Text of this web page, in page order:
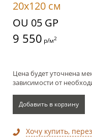
20x120 см
OU 05 GP
9 550 р/м2
Цена будет уточнена
зависимости от
Добавить в корзину
Хочу купить,